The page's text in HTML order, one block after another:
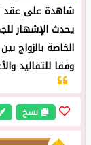
شاهدة على عقد
يحدث الإشهار
الخاصة بالزواج
وفقا للتقاليد
نسخ